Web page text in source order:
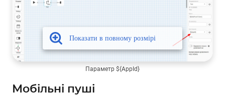
Параметр ${AppId}
Мобільні пуші